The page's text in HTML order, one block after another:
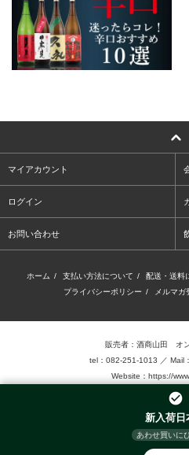
新入荷日
あわせ買いに
マイアカウント
ログイン
お問い合わせ
ホーム / 支払い方法について / 配送・送料
プライバシーポリシー / メルマガ
販売者：酒商山田 オ
tel：082-251-1013 ／ Mail
Website： https://
未成年者の飲酒は、法律
当店では、20歳以上の年齢であることを確認